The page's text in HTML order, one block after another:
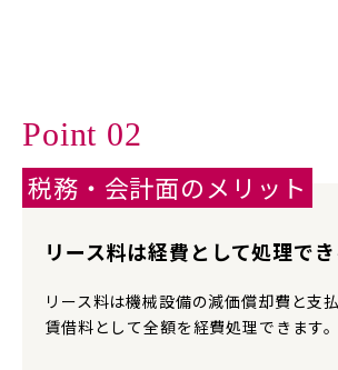
Point 02
税務・会計面のメリット
リース料は経費として処理でき
リース料は機械設備の減価償却費と支
賃借料として全額を経費処理できます。